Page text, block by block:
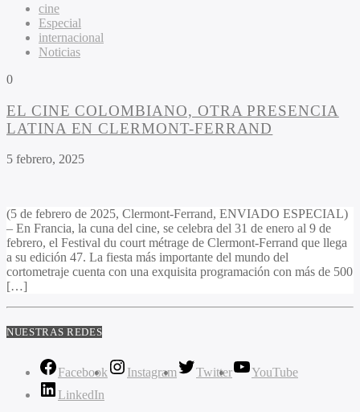
cine
Especial
internacional
Noticias
0
EL CINE COLOMBIANO, OTRA PRESENCIA
LATINA EN CLERMONT-FERRAND
5 febrero, 2025
(5 de febrero de 2025, Clermont-Ferrand, ENVIADO ESPECIAL)
– En Francia, la cuna del cine, se celebra del 31 de enero al 9 de
febrero, el Festival du court métrage de Clermont-Ferrand que llega
a su edición 47. La fiesta más importante del mundo del
cortometraje cuenta con una exquisita programación con más de 500
[…]
NUESTRAS REDES
Facebook Instagram Twitter
YouTube
LinkedIn